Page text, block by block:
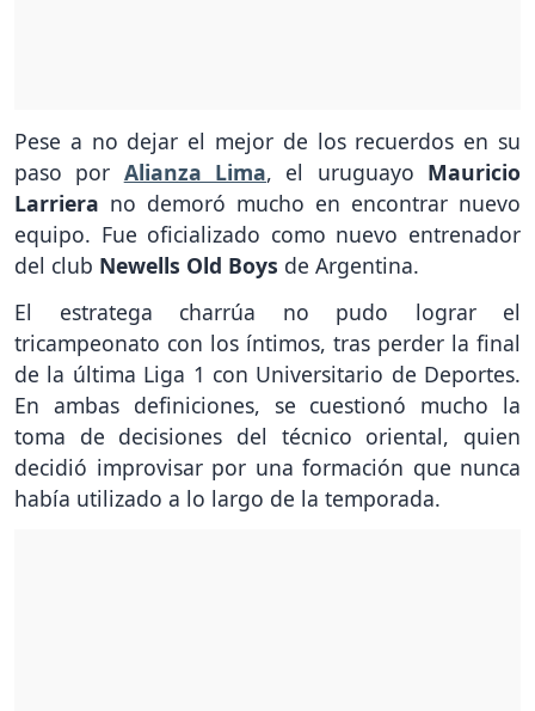
Pese a no dejar el mejor de los recuerdos en su
paso por Alianza Lima, el uruguayo Mauricio
Larriera no demoró mucho en encontrar nuevo
equipo. Fue oficializado como nuevo entrenador
del club Newells Old Boys de Argentina.
El estratega charrúa no pudo lograr el
tricampeonato con los íntimos, tras perder la final
de la última Liga 1 con Universitario de Deportes.
En ambas definiciones, se cuestionó mucho la
toma de decisiones del técnico oriental, quien
decidió improvisar por una formación que nunca
había utilizado a lo largo de la temporada.